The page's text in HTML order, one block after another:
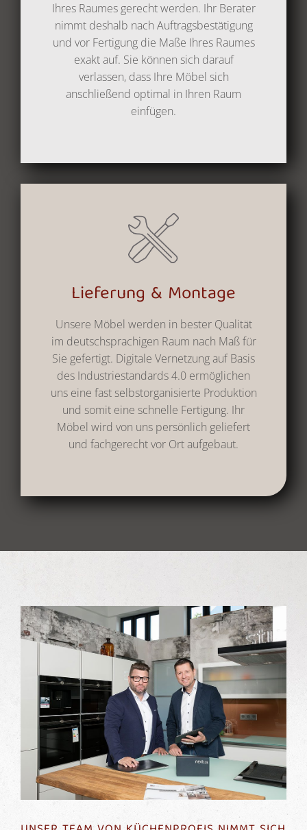
Ihres Raumes gerecht werden. Ihr Berater
nimmt deshalb nach Auftragsbestätigung
und vor Fertigung die Maße Ihres Raumes
exakt auf. Sie können sich darauf
verlassen, dass Ihre Möbel sich
anschließend optimal in Ihren Raum
einfügen.
Lieferung & Montage
Unsere Möbel werden in bester Qualität
im deutschsprachigen Raum nach Maß für
Sie gefertigt. Digitale Vernetzung auf Basis
des Industriestandards 4.0 ermöglichen
uns eine fast selbstorganisierte Produktion
und somit eine schnelle Fertigung. Ihr
Möbel wird von uns persönlich geliefert
und fachgerecht vor Ort aufgebaut.